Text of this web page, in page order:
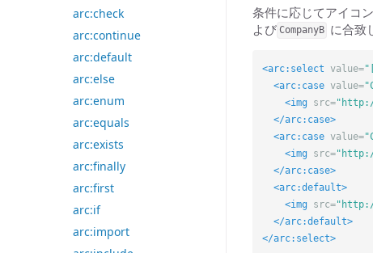
arc:check
arc:continue
arc:default
arc:else
arc:enum
arc:equals
arc:exists
arc:finally
arc:first
arc:if
arc:import
条件に応じてアイコ
よび CompanyB に合致
<arc:select value=
<arc:case value=
<img
src=
</arc:case>
<arc:case value=
<img
src=
</arc:case>
<arc:default>
<img
src=
</arc:default>
</arc:select>